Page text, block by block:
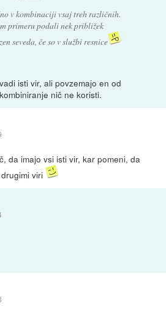
v kombinaciji vsaj treh različnih.
primeru podali nek približek
seveda, če so v službi resnice
isti vir, ali povzemajo en od
nič ne koristi.
da imajo vsi isti vir, kar pomeni, da
viri